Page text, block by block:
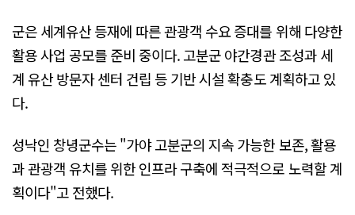
군은 세계유산 등재에 따른 관광객 수요 증대를 위해 다양한
활용 사업 공모를 준비 중이다. 고분군 야간경관 조성과 세
계 유산 방문자 센터 건립 등 기반 시설 확충도 계획하고 있
다.
성낙인 창녕군수는 "가야 고분군의 지속 가능한 보존, 활용
과 관광객 유치를 위한 인프라 구축에 적극적으로 노력할 계
획이다"고 전했다.